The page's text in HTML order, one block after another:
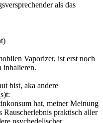
als das
Vaporizer, ist erst noch
inhalieren.
bist, aka andere
hat, meiner Meinung
praktisch aller